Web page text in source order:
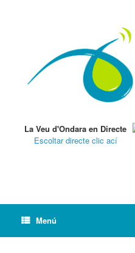
La Veu d'Ondara en Directe
Escoltar directe clic ací
Menú